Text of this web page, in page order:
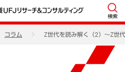
検索
コラム Z世代を読み解く（2）～Z世